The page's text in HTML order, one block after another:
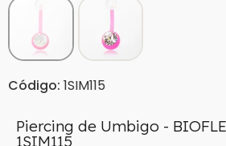
Código: 1SIM115
Piercing de Umbigo -
1SIM115